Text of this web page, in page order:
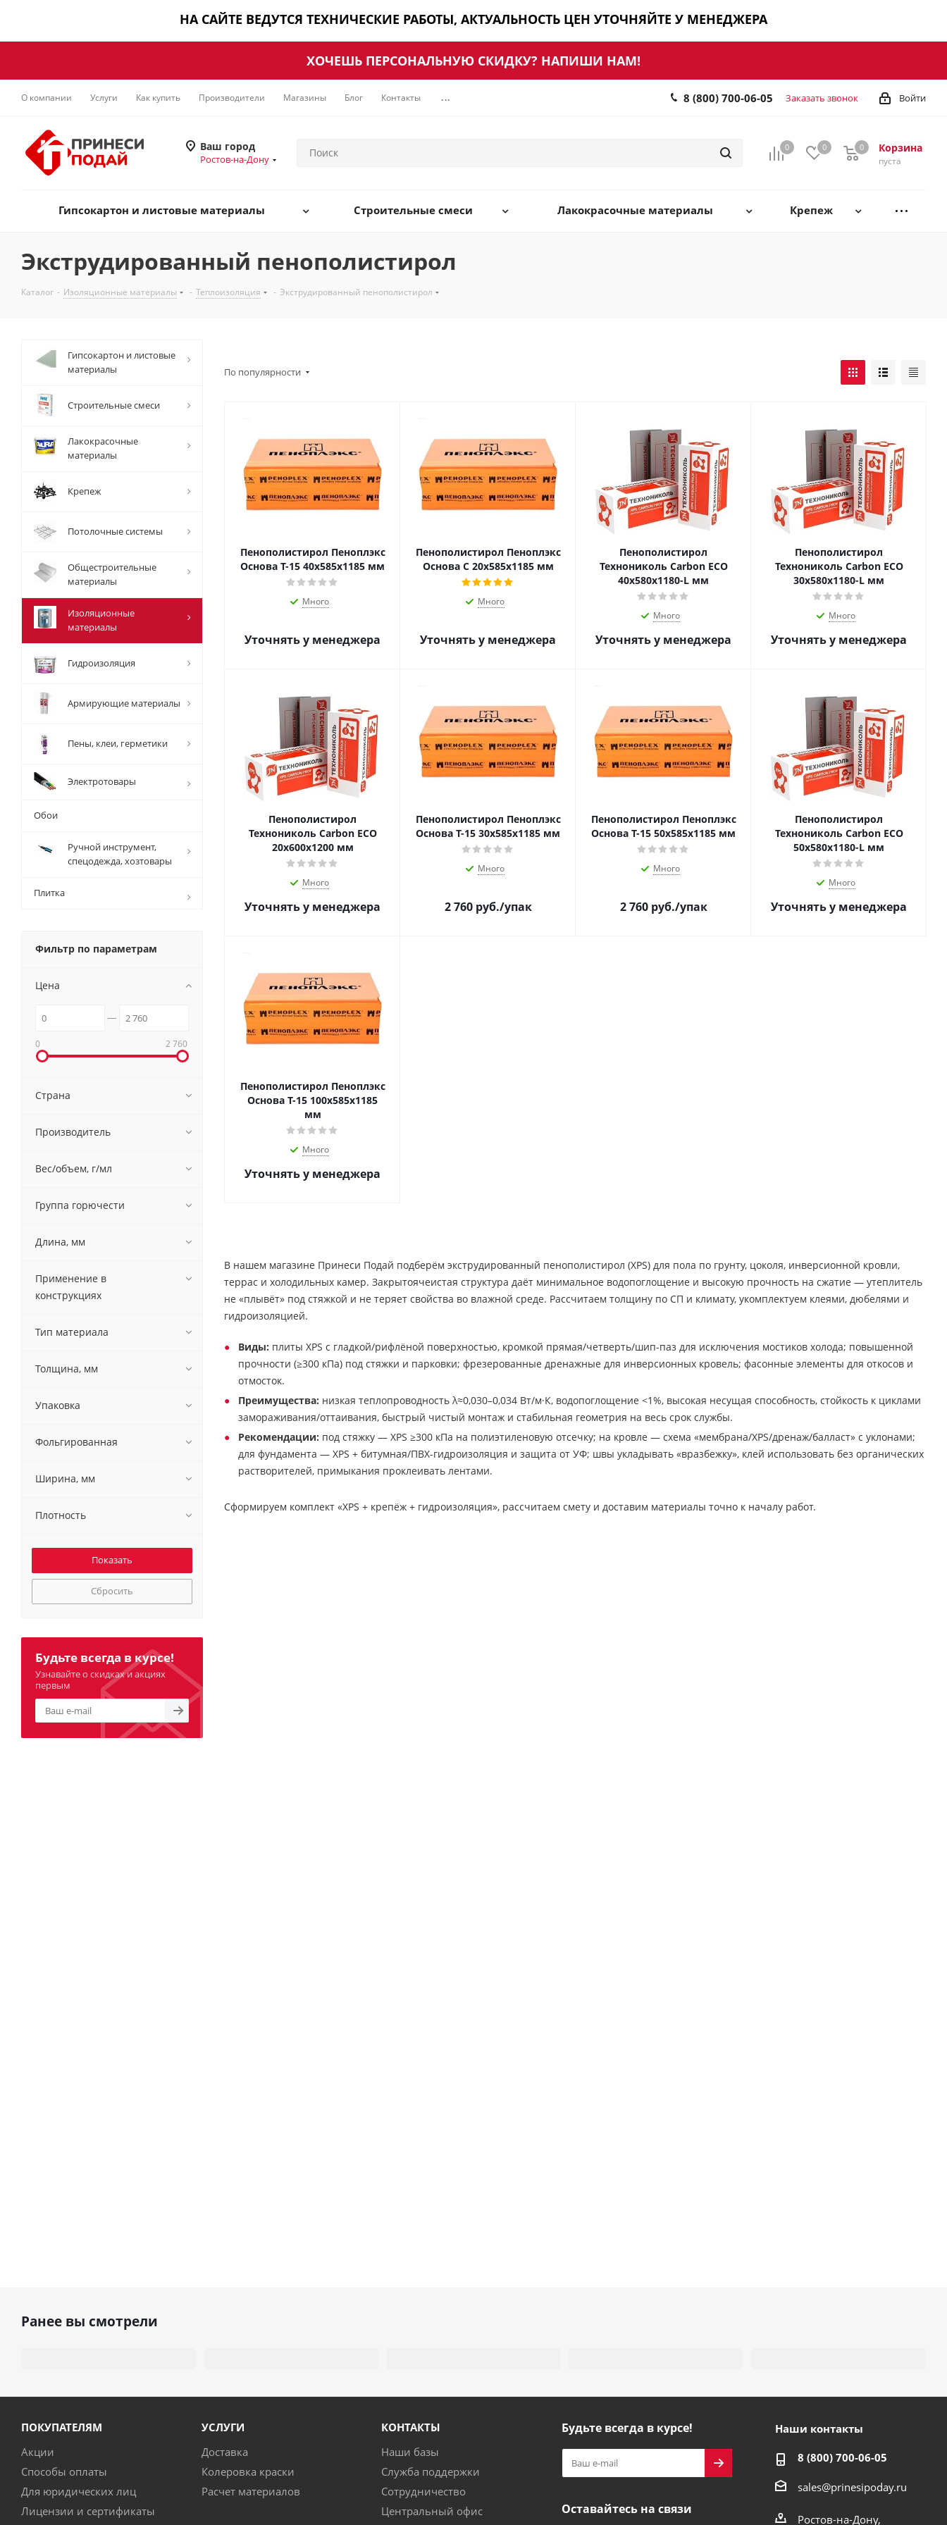
НА САЙТЕ ВЕДУТСЯ ТЕХНИЧЕСКИЕ РАБОТЫ, АКТУАЛЬНОСТЬ ЦЕН УТОЧНЯЙТЕ У МЕНЕДЖЕРА
ХОЧЕШЬ ПЕРСОНАЛЬНУЮ СКИДКУ? НАПИШИ НАМ!
О компании Услуги Как купить Производители Магазины Блог Контакты ... Войти
8 (800) 700-06-05 Заказать звонок
Ваш город
Ростов-на-Дону
0 0 Корзина
0
пуста
0
Гипсокартон и листовые материалы Строительные смеси Лакокрасочные материалы Крепеж
Экструдированный пенополистирол
Каталог - Изоляционные материалы - Теплоизоляция - Экструдированный пенополистирол
По популярности
Пенополистирол Пеноплэкс
Основа Т-15 40х585х1185 мм
Много
Уточнять у менеджера
Пенополистирол Пеноплэкс
Основа С 20х585х1185 мм
Много
Уточнять у менеджера
Пенополистирол
Технониколь Carbon ECO
40х580х1180-L мм
Много
Уточнять у менеджера
Пенополистирол
Технониколь Carbon ECO
30х580х1180-L мм
Много
Уточнять у менеджера
Пенополистирол
Технониколь Carbon ECO
20х600х1200 мм
Много
Уточнять у менеджера
Пенополистирол Пеноплэкс
Основа Т-15 30х585х1185 мм
Много
2 760руб./упак
Пенополистирол Пеноплэкс
Основа Т-15 50х585х1185 мм
Много
2 760руб./упак
Пенополистирол
Технониколь Carbon ECO
50х580х1180-L мм
Много
Уточнять у менеджера
Пенополистирол Пеноплэкс
Основа Т-15 100х585х1185
мм
Много
Уточнять у менеджера
В нашем магазине Принеси Подай подберём экструдированный пенополистирол (XPS) для пола по грунту, цоколя, инверсионной кровли,
террас и холодильных камер. Закрытоячеистая структура даёт минимальное водопоглощение и высокую прочность на сжатие — утеплитель
не «плывёт» под стяжкой и не теряет свойства во влажной среде. Рассчитаем толщину по СП и климату, укомплектуем клеями, дюбелями и
гидроизоляцией.
Виды: плиты XPS с гладкой/рифлёной поверхностью, кромкой прямая/четверть/шип-паз для исключения мостиков холода; повышенной
прочности (≥300 кПа) под стяжки и парковки; фрезерованные дренажные для инверсионных кровель; фасонные элементы для откосов и
отмосток.
Преимущества: низкая теплопроводность λ≈0,030–0,034 Вт/м·К, водопоглощение <1%, высокая несущая способность, стойкость к циклами
замораживания/оттаивания, быстрый чистый монтаж и стабильная геометрия на весь срок службы.
Рекомендации: под стяжку — XPS ≥300 кПа на полиэтиленовую отсечку; на кровле — схема «мембрана/XPS/дренаж/балласт» с уклонами;
для фундамента — XPS + битумная/ПВХ-гидроизоляция и защита от УФ; швы укладывать «вразбежку», клей использовать без органических
растворителей, примыкания проклеивать лентами.
Сформируем комплект «XPS + крепёж + гидроизоляция», рассчитаем смету и доставим материалы точно к началу работ.
Гипсокартон и листовые
материалы
Строительные смеси
Лакокрасочные
материалы
Крепеж
Потолочные системы
Общестроительные
материалы
Изоляционные
материалы
Гидроизоляция
Армирующие материалы
Пены, клеи, герметики
Электротовары
Обои
Ручной инструмент,
спецодежда, хозтовары
Плитка
Фильтр по параметрам
Цена
0 2 760
Страна
Производитель
Вес/объем, г/мл
Группа горючести
Длина, мм
Применение в
конструкциях
Тип материала
Толщина, мм
Упаковка
Фольгированная
Ширина, мм
Плотность
Сбросить
Будьте всегда в курсе!
Узнавайте о скидках и акциях
первым
Ранее вы смотрели
ПОКУПАТЕЛЯМ
Акции
Способы оплаты
Для юридических лиц
Лицензии и сертификаты
УСЛУГИ
Доставка
Колеровка краски
Расчет материалов
КОНТАКТЫ
Наши базы
Служба поддержки
Сотрудничество
Центральный офис
Будьте всегда в курсе!
Оставайтесь на связи
Наши контакты
8 (800) 700-06-05
sales@prinesipoday.ru
Ростов-на-Дону,